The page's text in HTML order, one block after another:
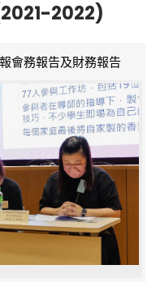
2022)
會務報告及財務報告